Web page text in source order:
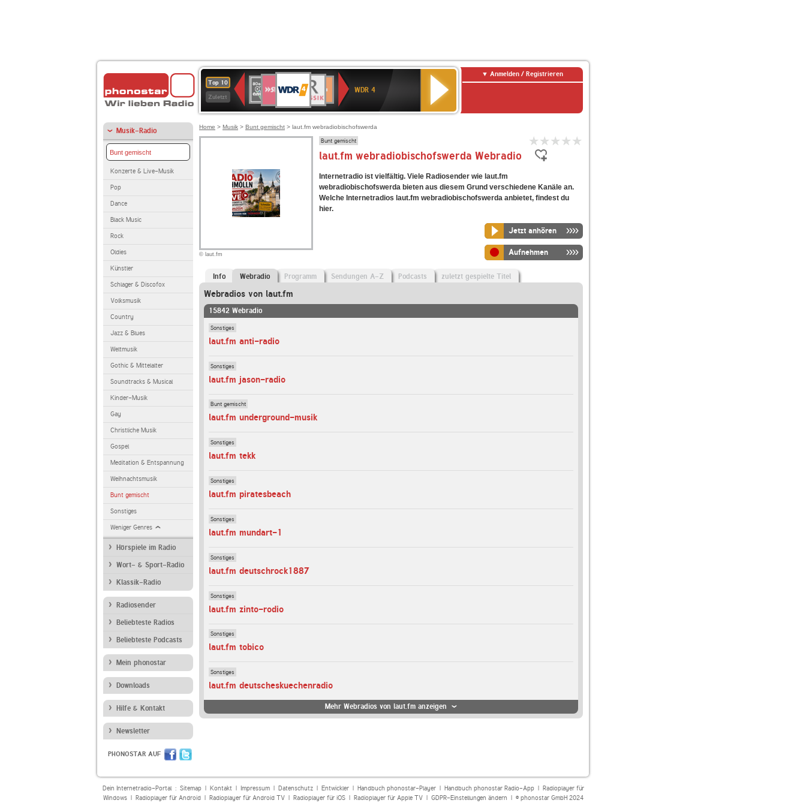
Top 10
Zuletzt
Deutschlandfunk
80er
90er
OLDIE
ANTENNE
4
KLASSIK
Deutschlandfunk
Kultur
Kultur
2
WDR 4
Anmelden / Registrieren
Musik-Radio
Bunt gemischt
Konzerte & Live-Musik
Pop
Dance
Black Music
Rock
Oldies
Künstler
Schlager & Discofox
Volksmusik
Country
Jazz & Blues
Weltmusik
Gothic & Mittelalter
Soundtracks & Musical
Kinder-Musik
Gay
Christliche Musik
Gospel
Meditation & Entspannung
Weihnachtsmusik
Bunt gemischt
Sonstiges
Weniger Genres
Hörspiele im Radio
Wort- & Sport-Radio
Klassik-Radio
Radiosender
Beliebteste Radios
Beliebteste Podcasts
Mein phonostar
Downloads
Hilfe & Kontakt
Newsletter
PHONOSTAR AUF
Home > Musik > Bunt gemischt > laut.fm webradiobischofswerda
© laut.fm
Bunt gemischt
laut.fm webradiobischofswerda Webradio
Internetradio ist vielfältig. Viele Radiosender wie laut.fm
webradiobischofswerda bieten aus diesem Grund verschiedene Kanäle an.
Welche Internetradios laut.fm webradiobischofswerda anbietet, findest du
hier.
Jetzt anhören
Aufnehmen
Info Webradio Programm Sendungen A-Z Podcasts zuletzt gespielte Titel
Webradios von laut.fm
15842 Webradio
Sonstiges
laut.fm anti-radio
Sonstiges
laut.fm jason-radio
Bunt gemischt
laut.fm underground-musik
Sonstiges
laut.fm tekk
Sonstiges
laut.fm piratesbeach
Sonstiges
laut.fm mundart-1
Sonstiges
laut.fm deutschrock1887
Sonstiges
laut.fm zinto-rodio
Sonstiges
laut.fm tobico
Sonstiges
laut.fm deutscheskuechenradio
Mehr Webradios von laut.fm anzeigen
Dein Internetradio-Portal : Sitemap| Kontakt| Impressum| Datenschutz| Entwickler| Handbuch phonostar-Player| Handbuch phonostar Radio-App| Radioplayer für
Windows| Radioplayer für Android| Radioplayer für Android TV| Radioplayer für iOS| Radioplayer für Apple TV| GDPR-Einstellungen ändern | © phonostar GmbH 2024